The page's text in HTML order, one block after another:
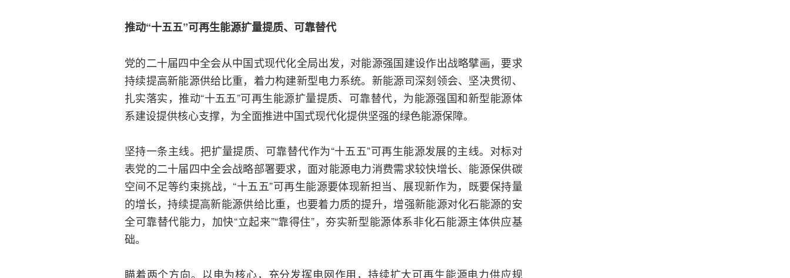
推动“十五五”可再生能源扩量提质、可靠替代
党的二十届四中全会从中国式现代化全局出发，对能源强国建设作出战略擘画，要求
持续提高新能源供给比重，着力构建新型电力系统。新能源司深刻领会、坚决贯彻、
扎实落实，推动“十五五”可再生能源扩量提质、可靠替代，为能源强国和新型能源体
系建设提供核心支撑，为全面推进中国式现代化提供坚强的绿色能源保障。
坚持一条主线。把扩量提质、可靠替代作为“十五五”可再生能源发展的主线。对标对
表党的二十届四中全会战略部署要求，面对能源电力消费需求较快增长、能源保供碳
空间不足等约束挑战，“十五五”可再生能源要体现新担当、展现新作为，既要保持量
的增长，持续提高新能源供给比重，也要着力质的提升，增强新能源对化石能源的安
全可靠替代能力，加快“立起来”“靠得住”，夯实新型能源体系非化石能源主体供应基
础。
瞄着两个方向。以电为核心，充分发挥电网作用，持续扩大可再生能源电力供应规